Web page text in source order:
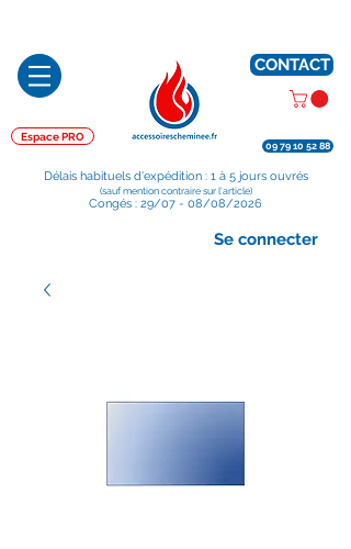
Espace PRO
CONTACT
09 79 10 52 88
Délais habituels d'expédition : 1 à 5 jours ouvrés
(sauf mention contraire sur l'article)
Congés : 29/07 - 08/08/2026
Se connecter